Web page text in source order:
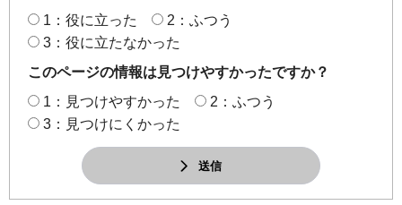
1：役に立った
2：ふつう
3：役に立たなかった
このページの情報は見つけやすかったですか？
1：見つけやすかった
2：ふつう
3：見つけにくかった
送信